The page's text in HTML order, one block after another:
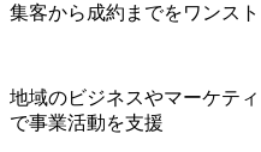
集客から成約までをワンス
地域のビジネスやマーケテ
で事業活動を支援